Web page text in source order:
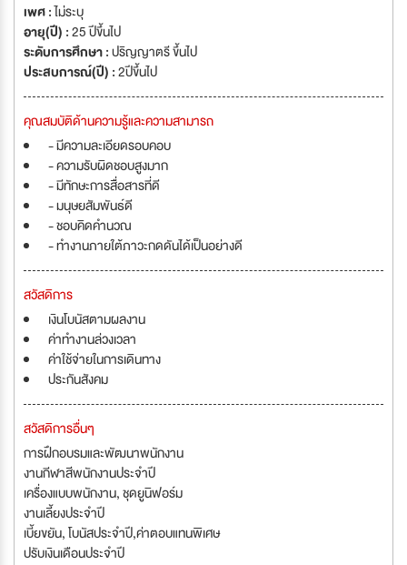
เพศ :ไม่ระบุ
อายุ(ปี) :25 ปีขึ้นไป
ระดับการศึกษา :ปริญญาตรี ขึ้นไป
ประสบการณ์(ปี) :2ปีขึ้นไป
คุณสมบัติด้านความรู้และความสามารถ
- มีความละเอียดรอบคอบ
- ความรับผิดชอบสูงมาก
- มีทักษะการสื่อสารที่ดี
- มนุษยสัมพันธ์ดี
- ชอบคิดคำนวณ
- ทำงานภายใต้ภาวะกดดันได้เป็นอย่างดี
สวัสดิการ
เงินโบนัสตามผลงาน
ค่าทำงานล่วงเวลา
ค่าใช้จ่ายในการเดินทาง
ประกันสังคม
สวัสดิการอื่นๆ
การฝึกอบรมและพัฒนาพนักงาน
งานกีฬาสีพนักงานประจำปี
เครื่องแบบพนักงาน, ชุดยูนิฟอร์ม
งานเลี้ยงประจำปี
เบี้ยขยัน, โบนัสประจำปี,ค่าตอบแทนพิเศษ
ปรับเงินเดือนประจำปี